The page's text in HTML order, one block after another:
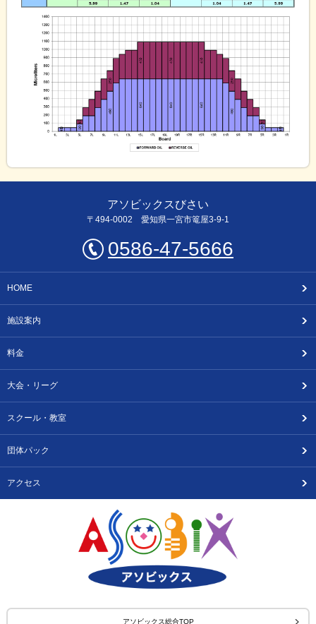
アソビックスびさい
〒494-0002 愛知県一宮市篭屋3-9-1
0586-47-5666
HOME
施設案内
料金
大会・リーグ
スクール・教室
団体パック
アクセス
アソビックス総合TOP